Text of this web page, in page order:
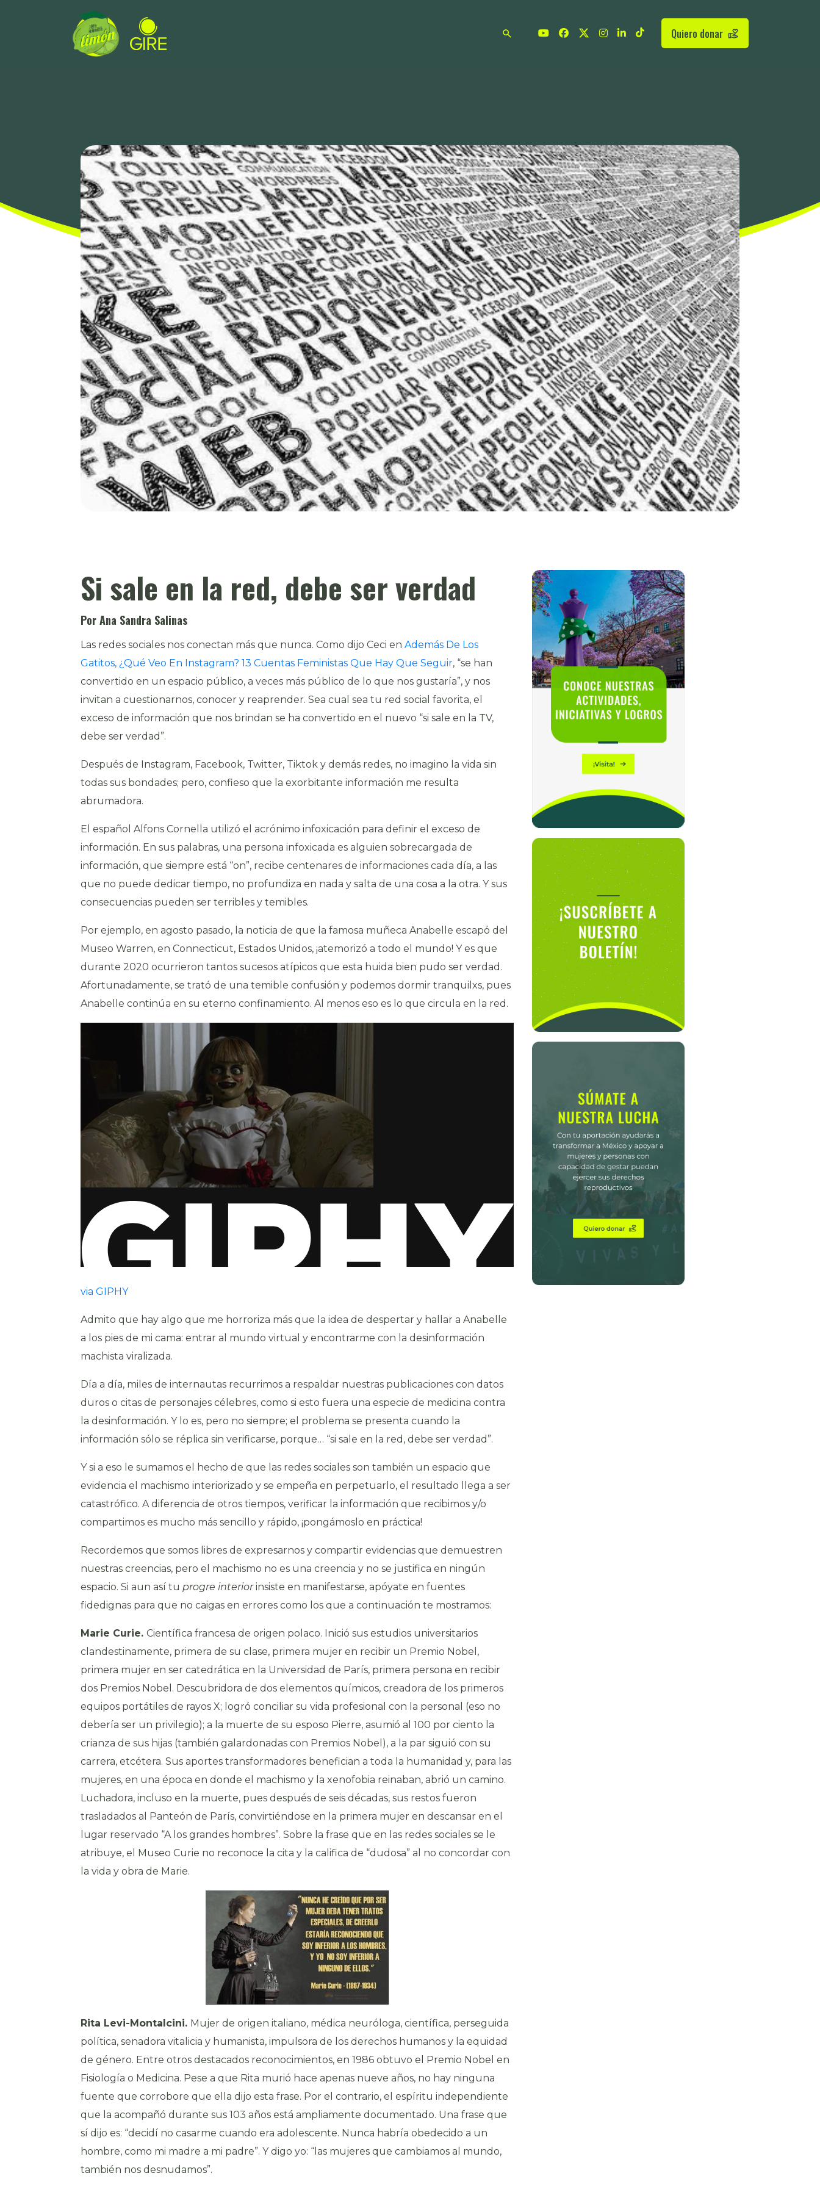
Quiero donar
Si sale en la red, debe ser verdad
Por Ana Sandra Salinas
Las redes sociales nos conectan más que nunca. Como dijo Ceci en Además De Los
Gatitos, ¿Qué Veo En Instagram? 13 Cuentas Feministas Que Hay Que Seguir, “se han
convertido en un espacio público, a veces más público de lo que nos gustaría”, y nos
invitan a cuestionarnos, conocer y reaprender. Sea cual sea tu red social favorita, el
exceso de información que nos brindan se ha convertido en el nuevo “si sale en la TV,
debe ser verdad”.
Después de Instagram, Facebook, Twitter, Tiktok y demás redes, no imagino la vida sin
todas sus bondades; pero, confieso que la exorbitante información me resulta
abrumadora.
El español Alfons Cornella utilizó el acrónimo infoxicación para definir el exceso de
información. En sus palabras, una persona infoxicada es alguien sobrecargada de
información, que siempre está “on”, recibe centenares de informaciones cada día, a las
que no puede dedicar tiempo, no profundiza en nada y salta de una cosa a la otra. Y sus
consecuencias pueden ser terribles y temibles.
Por ejemplo, en agosto pasado, la noticia de que la famosa muñeca Anabelle escapó del
Museo Warren, en Connecticut, Estados Unidos, ¡atemorizó a todo el mundo! Y es que
durante 2020 ocurrieron tantos sucesos atípicos que esta huida bien pudo ser verdad.
Afortunadamente, se trató de una temible confusión y podemos dormir tranquilxs, pues
Anabelle continúa en su eterno confinamiento. Al menos eso es lo que circula en la red.
via GIPHY
Admito que hay algo que me horroriza más que la idea de despertar y hallar a Anabelle
a los pies de mi cama: entrar al mundo virtual y encontrarme con la desinformación
machista viralizada.
Día a día, miles de internautas recurrimos a respaldar nuestras publicaciones con datos
duros o citas de personajes célebres, como si esto fuera una especie de medicina contra
la desinformación. Y lo es, pero no siempre; el problema se presenta cuando la
información sólo se réplica sin verificarse, porque… “si sale en la red, debe ser verdad”.
Y si a eso le sumamos el hecho de que las redes sociales son también un espacio que
evidencia el machismo interiorizado y se empeña en perpetuarlo, el resultado llega a ser
catastrófico. A diferencia de otros tiempos, verificar la información que recibimos y/o
compartimos es mucho más sencillo y rápido, ¡pongámoslo en práctica!
Recordemos que somos libres de expresarnos y compartir evidencias que demuestren
nuestras creencias, pero el machismo no es una creencia y no se justifica en ningún
espacio. Si aun así tu progre interiorinsiste en manifestarse, apóyate en fuentes
fidedignas para que no caigas en errores como los que a continuación te mostramos:
Marie Curie. Científica francesa de origen polaco. Inició sus estudios universitarios
clandestinamente, primera de su clase, primera mujer en recibir un Premio Nobel,
primera mujer en ser catedrática en la Universidad de París, primera persona en recibir
dos Premios Nobel. Descubridora de dos elementos químicos, creadora de los primeros
equipos portátiles de rayos X; logró conciliar su vida profesional con la personal (eso no
debería ser un privilegio); a la muerte de su esposo Pierre, asumió al 100 por ciento la
crianza de sus hijas (también galardonadas con Premios Nobel), a la par siguió con su
carrera, etcétera. Sus aportes transformadores benefician a toda la humanidad y, para las
mujeres, en una época en donde el machismo y la xenofobia reinaban, abrió un camino.
Luchadora, incluso en la muerte, pues después de seis décadas, sus restos fueron
trasladados al Panteón de París, convirtiéndose en la primera mujer en descansar en el
lugar reservado “A los grandes hombres”. Sobre la frase que en las redes sociales se le
atribuye, el Museo Curie no reconoce la cita y la califica de “dudosa” al no concordar con
la vida y obra de Marie.
Rita Levi-Montalcini. Mujer de origen italiano, médica neuróloga, científica, perseguida
política, senadora vitalicia y humanista, impulsora de los derechos humanos y la equidad
de género. Entre otros destacados reconocimientos, en 1986 obtuvo el Premio Nobel en
Fisiología o Medicina. Pese a que Rita murió hace apenas nueve años, no hay ninguna
fuente que corrobore que ella dijo esta frase. Por el contrario, el espíritu independiente
que la acompañó durante sus 103 años está ampliamente documentado. Una frase que
sí dijo es: “decidí no casarme cuando era adolescente. Nunca habría obedecido a un
hombre, como mi madre a mi padre”. Y digo yo: “las mujeres que cambiamos al mundo,
también nos desnudamos”.